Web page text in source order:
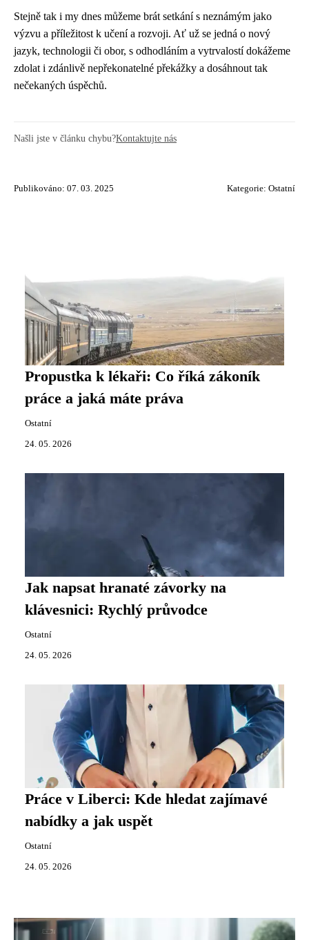
Stejně tak i my dnes můžeme brát setkání s neznámým jako
výzvu a příležitost k učení a rozvoji. Ať už se jedná o nový
jazyk, technologii či obor, s odhodláním a vytrvalostí dokážeme
zdolat i zdánlivě nepřekonatelné překážky a dosáhnout tak
nečekaných úspěchů.
Našli jste v článku chybu?Kontaktujte nás
Publikováno: 07. 03. 2025 Kategorie: Ostatní
Propustka k lékaři: Co říká zákoník
práce a jaká máte práva
Ostatní
24. 05. 2026
Jak napsat hranaté závorky na
klávesnici: Rychlý průvodce
Ostatní
24. 05. 2026
Práce v Liberci: Kde hledat zajímavé
nabídky a jak uspět
Ostatní
24. 05. 2026